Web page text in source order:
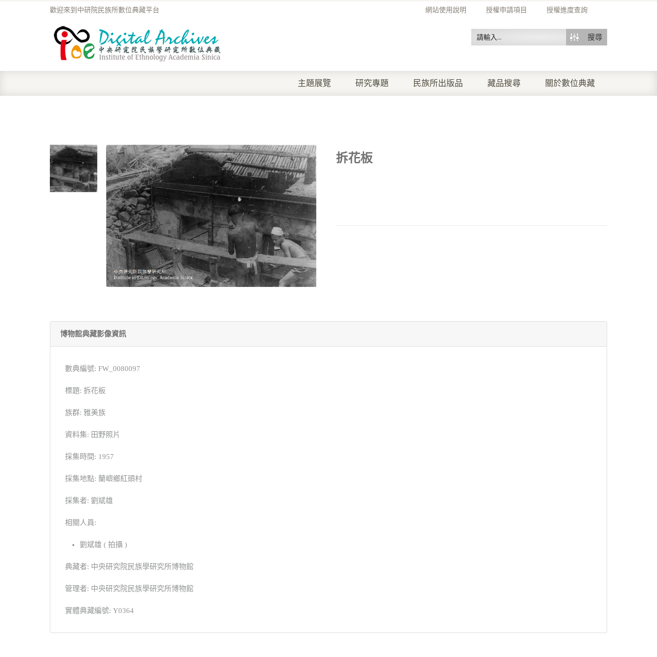
網站使用說明 授權申請項目 授權進度查詢
歡迎來到中研院民族所數位典藏平台
搜尋
主題展覽 研究專題 民族所出版品 藏品搜尋 關於數位典藏
拆花板
博物館典藏影像資訊
數典編號: FW_0080097
標題: 拆花板
族群: 雅美族
資料集: 田野照片
採集時間: 1957
採集地點: 蘭嶼鄉紅頭村
採集者: 劉斌雄
相關人員:
劉斌雄 ( 拍攝 )
典藏者: 中央研究院民族學研究所博物館
管理者: 中央研究院民族學研究所博物館
實體典藏編號: Y0364